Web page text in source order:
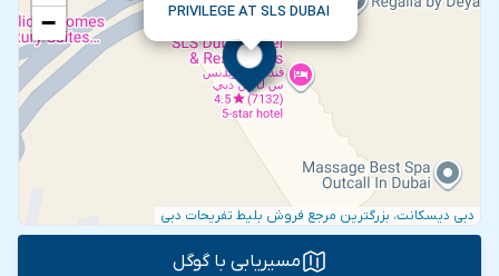
PRIVILEGE AT SLS DUBAI
−
دبی دیسکانت، بزرگترین مرجع فروش بلیط تفریحات دبی
مسیریابی با گوگل